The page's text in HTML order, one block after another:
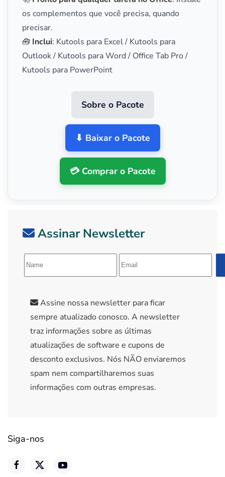
os complementos que você precisa, quando
precisar.
🧰 Inclui: Kutools para Excel / Kutools para
Outlook / Kutools para Word / Office Tab Pro /
Kutools para PowerPoint
Sobre o Pacote
⬇ Baixar o Pacote
💳 Comprar o Pacote
Assinar Newsletter
Assine nossa newsletter para ficar
sempre atualizado conosco. A newsletter
traz informações sobre as últimas
atualizações de software e cupons de
desconto exclusivos. Nós NÃO enviaremos
spam nem compartilharemos suas
informações com outras empresas.
Siga-nos